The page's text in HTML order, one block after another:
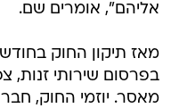
אליהם", אומרים שם.
בפרסום שירותי זנות,
מאסר. יוזמי החוק,